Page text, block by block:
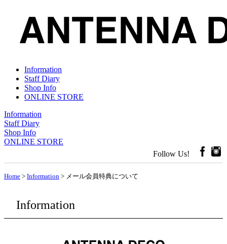
Information
Staff Diary
Shop Info
ONLINE STORE
Information
Staff Diary
Shop Info
ONLINE STORE
Follow Us!
Home > Information > メール会員特典について
Information